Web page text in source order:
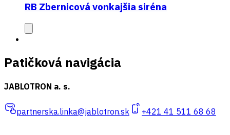
RB Zbernicová vonkajšia siréna
Patičková navigácia
JABLOTRON a. s.
partnerska.linka@jablotron.sk +421 41 511 68 68